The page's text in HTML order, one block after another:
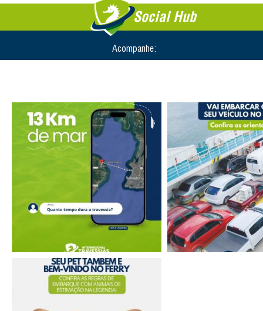
Social Hub
Acompanhe: